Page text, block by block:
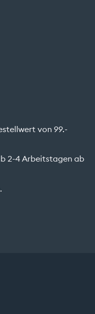
von 99.-
2-4 Arbeitstagen ab